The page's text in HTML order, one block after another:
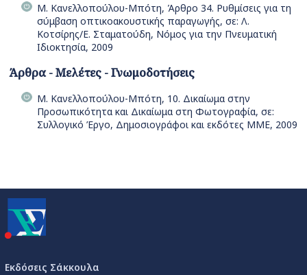
Μ. Κανελλοπούλου-Μπότη, Άρθρο 34. Ρυθμίσεις για τη
σύμβαση οπτικοακουστικής παραγωγής, σε: Λ.
Κοτσίρης/Ε. Σταματούδη, Νόμος για την Πνευματική
Ιδιοκτησία, 2009
Άρθρα - Μελέτες - Γνωμοδοτήσεις
Μ. Κανελλοπούλου-Μπότη, 10. Δικαίωμα στην
Προσωπικότητα και Δικαίωμα στη Φωτογραφία, σε:
Συλλογικό Έργο, Δημοσιογράφοι και εκδότες ΜΜΕ, 2009
Εκδόσεις Σάκκουλα